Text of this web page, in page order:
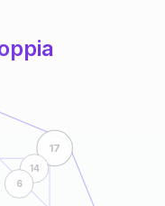
17
14
6